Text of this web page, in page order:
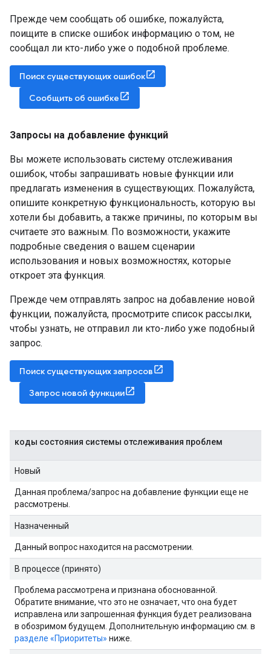
Прежде чем сообщать об ошибке, пожалуйста,
поищите в списке ошибок информацию о том, не
сообщал ли кто-либо уже о подобной проблеме.
Поиск существующих ошибок
Сообщить об ошибке
Запросы на добавление функций
Вы можете использовать систему отслеживания
ошибок, чтобы запрашивать новые функции или
предлагать изменения в существующих. Пожалуйста,
опишите конкретную функциональность, которую вы
хотели бы добавить, а также причины, по которым вы
считаете это важным. По возможности, укажите
подробные сведения о вашем сценарии
использования и новых возможностях, которые
откроет эта функция.
Прежде чем отправлять запрос на добавление новой
функции, пожалуйста, просмотрите список рассылки,
чтобы узнать, не отправил ли кто-либо уже подобный
запрос.
Поиск существующих запросов
Запрос новой функции
коды состояния системы отслеживания проблем
Новый
Данная проблема/запрос на добавление функции еще не
рассмотрены.
Назначенный
Данный вопрос находится на рассмотрении.
В процессе (принято)
Проблема рассмотрена и признана обоснованной.
Обратите внимание, что это не означает, что она будет
исправлена ​​или запрошенная функция будет реализована
в обозримом будущем. Дополнительную информацию см. в
разделе «Приоритеты» ниже.